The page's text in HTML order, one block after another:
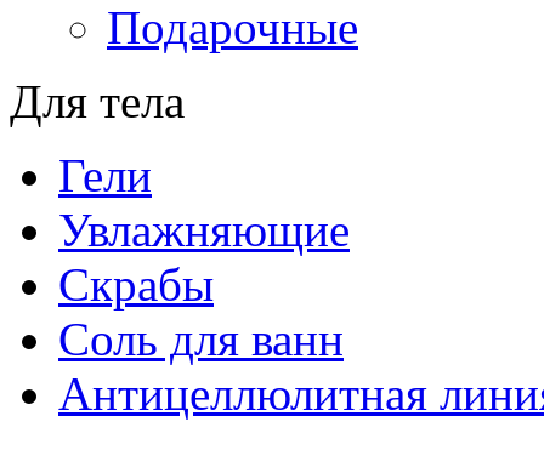
Подарочные
Для тела
Гели
Увлажняющие
Скрабы
Соль для ванн
Антицеллюлитная